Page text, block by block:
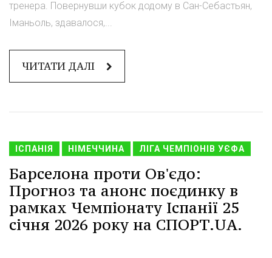
тренера. Повернувши кубок додому в Сан-Себастьян,
Іманьоль, здавалося,...
ЧИТАТИ ДАЛІ
ІСПАНІЯ НІМЕЧЧИНА ЛІГА ЧЕМПІОНІВ УЄФА
Барселона проти Ов'єдо:
Прогноз та анонс поєдинку в
рамках Чемпіонату Іспанії 25
січня 2026 року на СПОРТ.UA.